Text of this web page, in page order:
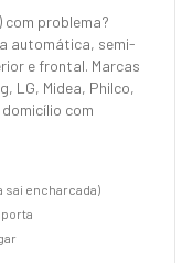
com problema?
automática, semi-
e frontal. Marcas
LG, Midea, Philco,
com
sai encharcada)
porta